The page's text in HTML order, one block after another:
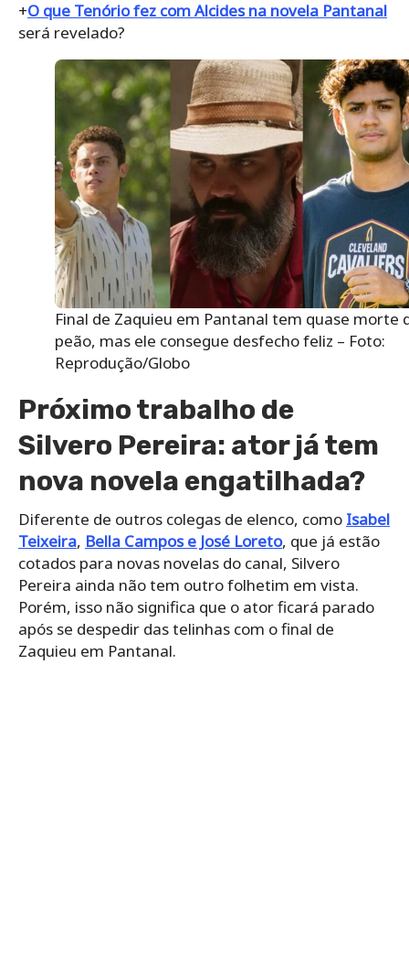
+O que Tenório fez com Alcides na novela Pantanal
será revelado?
Final de Zaquieu em Pantanal tem quase morte
peão, mas ele consegue desfecho feliz – Foto:
Reprodução/Globo
Próximo trabalho de
Silvero Pereira: ator já tem
nova novela engatilhada?
Diferente de outros colegas de elenco, como Isabel
Teixeira, Bella Campos e José Loreto, que já estão
cotados para novas novelas do canal, Silvero
Pereira ainda não tem outro folhetim em vista.
Porém, isso não significa que o ator ficará parado
após se despedir das telinhas com o final de
Zaquieu em Pantanal.